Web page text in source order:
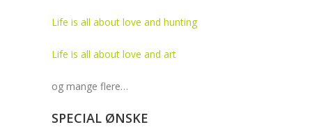
Life is all about love and hunting
Life is all about love and art
og mange flere…
SPECIAL ØNSKE